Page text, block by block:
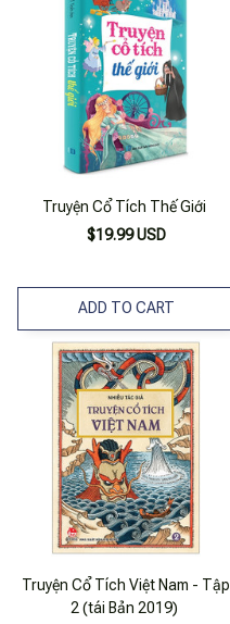
Truyện Cổ Tích Thế Giới
$19.99 USD
ADD TO CART
Truyện Cổ Tích Việt Nam - Tập
2 (tái Bản 2019)